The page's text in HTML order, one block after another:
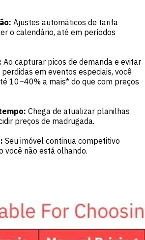
Ajustes automáticos de tarifa
o calendário, até em períodos
Ao capturar picos de demanda e evitar
em eventos especiais, você
10–40% a mais* do que com preços
Chega de atualizar planilhas
preços de madrugada.
Seu imóvel continua competitivo
você não está olhando.